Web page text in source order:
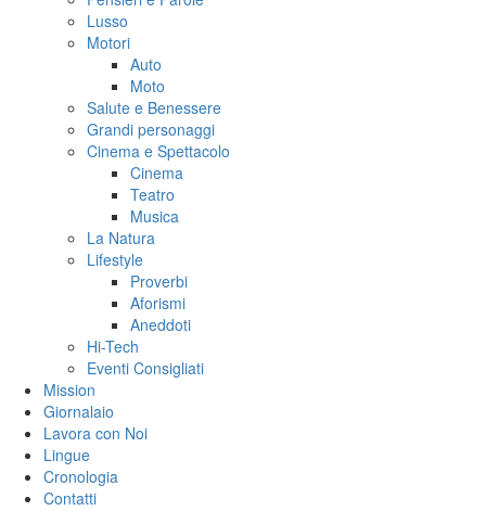
Lusso
Motori
Auto
Moto
Salute e Benessere
Grandi personaggi
Cinema e Spettacolo
Cinema
Teatro
Musica
La Natura
Lifestyle
Proverbi
Aforismi
Aneddoti
Hi-Tech
Eventi Consigliati
Mission
Giornalaio
Lavora con Noi
Lingue
Cronologia
Contatti